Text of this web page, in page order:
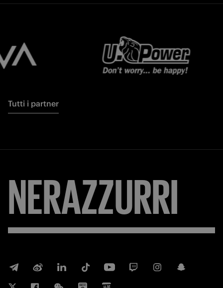
Tutti i partner
NERAZZURRI